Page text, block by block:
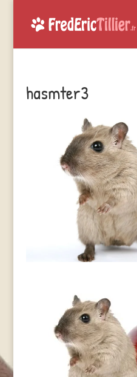
hasmter3